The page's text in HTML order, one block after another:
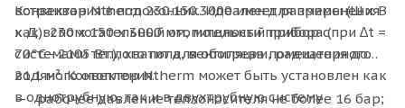
встраивания в подоконник. Идеален для применения
как вспомогательный отопительный прибор с
системами тёплого пола, вентиляции, радиаторного
водяного отопления.
Конвектор Ntherm 230.150.3000 имеет размеры (Ш x В
x Д): 230 х 150 х 3000 мм, мощности прибора (при ∆t =
70°C - 2105 Вт.), хватит для обогрева помещения до
21.1 м². Конвектор Ntherm может быть установлен как
в однотрубную, так и в двухтрубную систему
рабочее давление теплоносителя не более 16 бар;